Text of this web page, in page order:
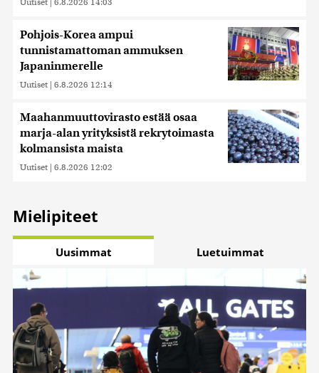
Pohjois-Korea ampui
tunnistamattoman ammuksen
Japaninmerelle
Uutiset | 6.8.2026 12:14
Maahanmuuttovirasto estää osaa
marja-alan yrityksistä rekrytoimasta
kolmansista maista
Uutiset | 6.8.2026 12:02
Mielipiteet
Uusimmat Luetuimmat